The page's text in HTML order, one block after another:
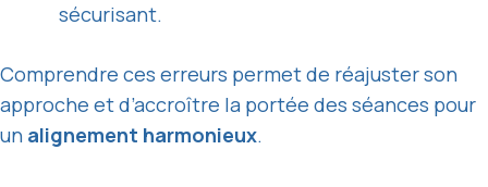
sécurisant.
Comprendre ces erreurs permet de réajuster son
approche et d’accroître la portée des séances pour
un alignement harmonieux.